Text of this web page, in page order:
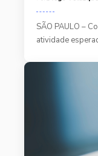
SÃO PAULO –
atividade